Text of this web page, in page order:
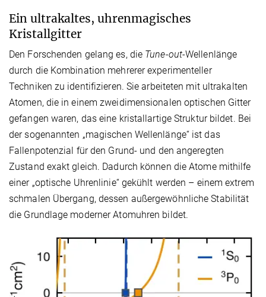
Ein ultrakaltes, uhrenmagisches
Kristallgitter
Den Forschenden gelang es, die Tune-out-Wellenlänge
durch die Kombination mehrerer experimenteller
Techniken zu identifizieren. Sie arbeiteten mit ultrakalten
Atomen, die in einem zweidimensionalen optischen Gitter
gefangen waren, das eine kristallartige Struktur bildet. Bei
der sogenannten „magischen Wellenlänge“ ist das
Fallenpotenzial für den Grund- und den angeregten
Zustand exakt gleich. Dadurch können die Atome mithilfe
einer „optische Uhrenlinie“ gekühlt werden – einem extrem
schmalen Übergang, dessen außergewöhnliche Stabilität
die Grundlage moderner Atomuhren bildet.